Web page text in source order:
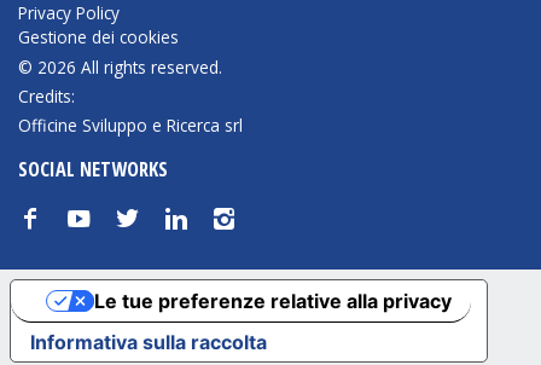
Privacy Policy
Gestione dei cookies
© 2026 All rights reserved.
Credits:
Officine Sviluppo e Ricerca srl
SOCIAL NETWORKS
f y t n i
Informativa sulla raccolta
Le tue preferenze relative alla privacy